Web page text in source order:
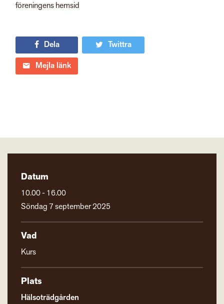
föreningens hemsid
Dela
Twittra
Mejla länk
Datum
10.00 - 16.00
Söndag 7 september 2025
Vad
Kurs
Plats
Hälsoträdgården